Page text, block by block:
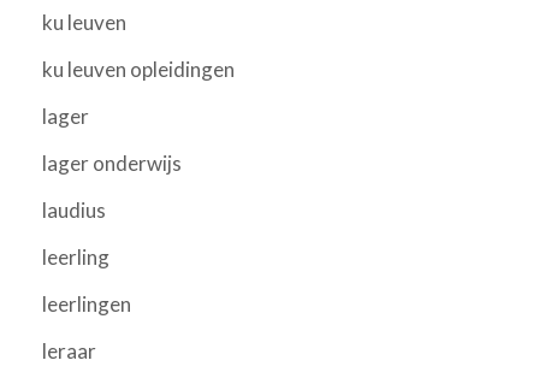
ku leuven
ku leuven opleidingen
lager
lager onderwijs
laudius
leerling
leerlingen
leraar